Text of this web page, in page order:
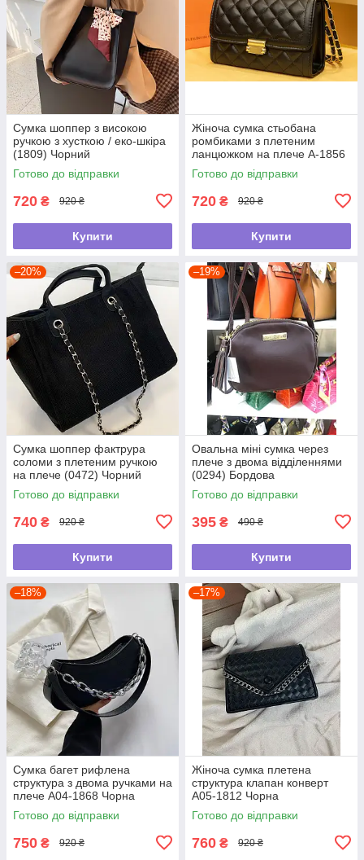
Сумка шоппер з високою
ручкою з хусткою / еко-шкіра
(1809) Чорний
Готово до відправки
720 ₴ 920 ₴
Купити
Жіноча сумка стьобана
ромбиками з плетеним
ланцюжком на плече А-1856
Чорна
Готово до відправки
720 ₴ 920 ₴
Купити
–20%
Сумка шоппер фактрура
соломи з плетеним ручкою
на плече (0472) Чорний
Готово до відправки
740 ₴ 920 ₴
Купити
–19%
Овальна міні сумка через
плече з двома відділеннями
(0294) Бордова
Готово до відправки
395 ₴ 490 ₴
Купити
–18%
Сумка багет рифлена
структура з двома ручками на
плече А04-1868 Чорна
Готово до відправки
750 ₴ 920 ₴
–17%
Жіноча сумка плетена
структура клапан конверт
А05-1812 Чорна
Готово до відправки
760 ₴ 920 ₴